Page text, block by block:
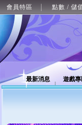
會員特區 點數 / 儲
最新消息 遊戲